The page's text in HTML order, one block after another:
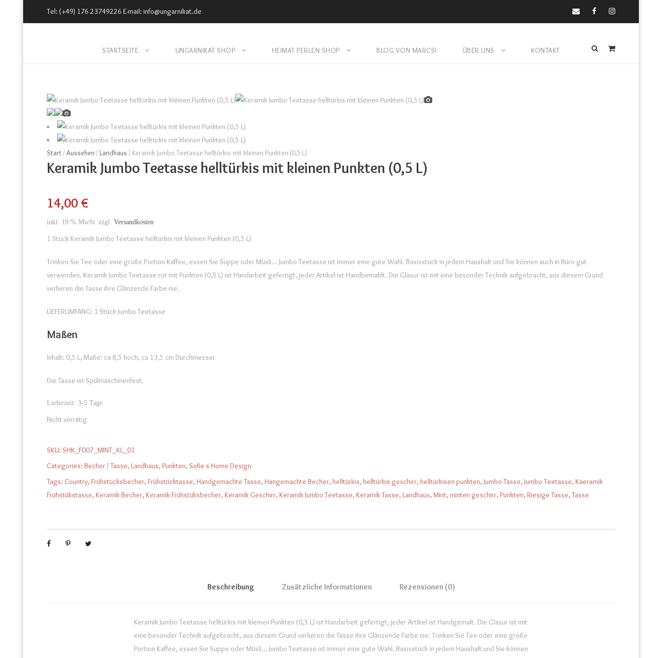
Tel: (+49) 176 23749226 E-mail: info@ungarnikat.de
STARTSEITE UNGARNIKAT SHOP HEIMAT PERLEN SHOP BLOG VON MARCSI ÜBER UNS KONTAKT
Start/ Aussehen / Landhaus / Keramik Jumbo Teetasse helltürkis mit kleinen Punkten (0,5 L)
Keramik Jumbo Teetasse helltürkis mit kleinen Punkten (0,5 L)
14,00 €
inkl. 19 % MwSt. zzgl. Versandkosten
1 Stück Keramik Jumbo Teetasse helltürkis mit kleinen Punkten (0,5 L)
Trinken Sie Tee oder eine große Portion Kaffee, essen Sie Suppe oder Müsli… Jumbo Teetasse ist immer eine gute Wahl. Basisstück in jedem Haushalt und Sie können auch in Büro gut
verwenden. Keramik Jumbo Teetasse rot mit Punkten (0,5 L) ist Handarbeit gefertigt, jeder Artikel ist Handbemahlt. Die Glasur ist mit eine besonder Technik aufgebracht, aus diesem Grund
verlieren die Tasse ihre Glänzende Farbe nie.
LIEFERUMFANG: 1 Stück Jumbo Teetasse
Maßen
Inhalt: 0,5 L, Maße: ca 8,5 hoch, ca 13,5 cm Durchmesser
Die Tasse ist Spülmaschinenfest.
Lieferzeit: 3-5 Tage
Nicht vorrätig
SKU: SHK_F007_MINT_KL_01
Categories: Becher / Tasse, Landhaus, Punkten, Sofie s Home Design
Tags: Country, Frühstücksbecher, Frühstücktasse, Handgemachte Tasse, Hangemachte Becher, helltürkis, helltürkis geschirr, helltürkisen punkten, Jumbo Tasse, Jumbo Teetasse, Kaeramik
Frühstükstasse, Keramik Becher, Keramik Frühstüksbecher, Keramik Geschirr, Keramik Jumbo Teetasse, Keramik Tasse, Landhaus, Mint, minten geschirr, Punkten, Riesige Tasse, Tasse
Beschreibung Zusätzliche Informationen Rezensionen (0)
Keramik Jumbo Teetasse helltürkis mit kleinen Punkten (0,5 L) ist Handarbeit gefertigt, jeder Artikel ist Handgemalt. Die Glasur ist mit
eine besonder Technik aufgebracht, aus diesem Grund verlieren die Tasse ihre Glänzende Farbe nie. Trinken Sie Tee oder eine große
Portion Kaffee, essen Sie Suppe oder Müsli… Jumbo Teetasse ist immer eine gute Wahl. Basisstück in jedem Haushalt und Sie können